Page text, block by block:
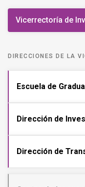
Vicerrectoría de
DIRECCIONES DE LA
Escuela de
Dirección de
Dirección de